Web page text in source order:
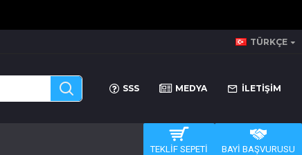
TÜRKÇE
SSS MEDYA İLETİŞİM
TEKLİF SEPETİ
BAYİ BAŞVURUSU